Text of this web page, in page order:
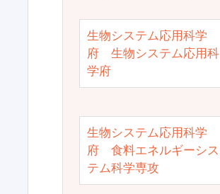
生物システム応用科学
府 生物システム応用科
学府
生物システム応用科学
府 食料エネルギーシス
テム科学専攻